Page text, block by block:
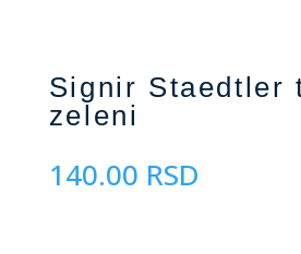
Signir Staedtler
zeleni
140.00 RSD